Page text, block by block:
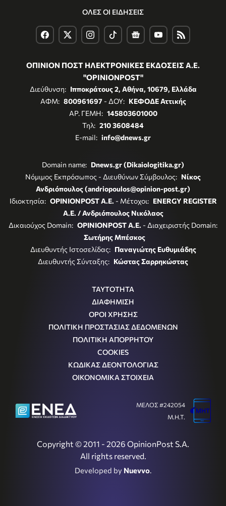
ΟΛΕΣ ΟΙ ΕΙΔΗΣΕΙΣ
ΟΠΙΝΙΟΝ ΠΟΣΤ ΗΛΕΚΤΡΟΝΙΚΕΣ ΕΚΔΟΣΕΙΣ Α.Ε.
"OPINIONPOST"
Διεύθυνση: Ιπποκράτους 2, Αθήνα, 10679, Ελλάδα
ΑΦΜ: 800961697- ΔΟΥ: ΚΕΦΟΔΕ Αττικής
ΑΡ. ΓΕΜΗ: 145803601000
Τηλ: 210 3608484
E-mail: info@dnews.gr
Domain name: Dnews.gr (Dikaiologitika.gr)
Νόμιμος Εκπρόσωπος - Διευθύνων Σύμβουλος: Νίκος
Ανδριόπουλος (andriopoulos@opinion-post.gr)
Ιδιοκτησία: OPINIONPOST A.E. - Μέτοχοι: ENERGY REGISTER
Α.Ε. / Ανδριόπουλος Νικόλαος
Δικαιούχος Domain: OPINIONPOST A.E. - Διαχειριστής Domain:
Σωτήρης Μπέσκος
Διευθυντής Ιστοσελίδας: Παναγιώτης Ευθυμιάδης
Διευθυντής Σύνταξης: Κώστας Σαρρηκώστας
ΤΑΥΤΟΤΗΤΑ
ΔΙΑΦΗΜΙΣΗ
ΟΡΟΙ ΧΡΗΣΗΣ
ΠΟΛΙΤΙΚΗ ΠΡΟΣΤΑΣΙΑΣ ΔΕΔΟΜΕΝΩΝ
ΠΟΛΙΤΙΚΗ ΑΠΟΡΡΗΤΟΥ
COOKIES
ΚΩΔΙΚΑΣ ΔΕΟΝΤΟΛΟΓΙΑΣ
ΟΙΚΟΝΟΜΙΚΑ ΣΤΟΙΧΕΙΑ
Copyright © 2011 - 2026 OpinionPost S.A.
All rights reserved.
Developed by Nuevvo.
ΜΕΛΟΣ #242054
Μ.Η.Τ.